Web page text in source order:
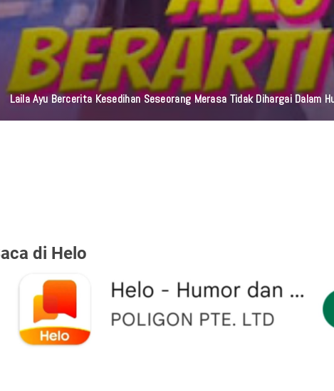
Laila Ayu Bercerita Kesedihan Seseorang Merasa Tidak Dihargai Dalam
di Helo